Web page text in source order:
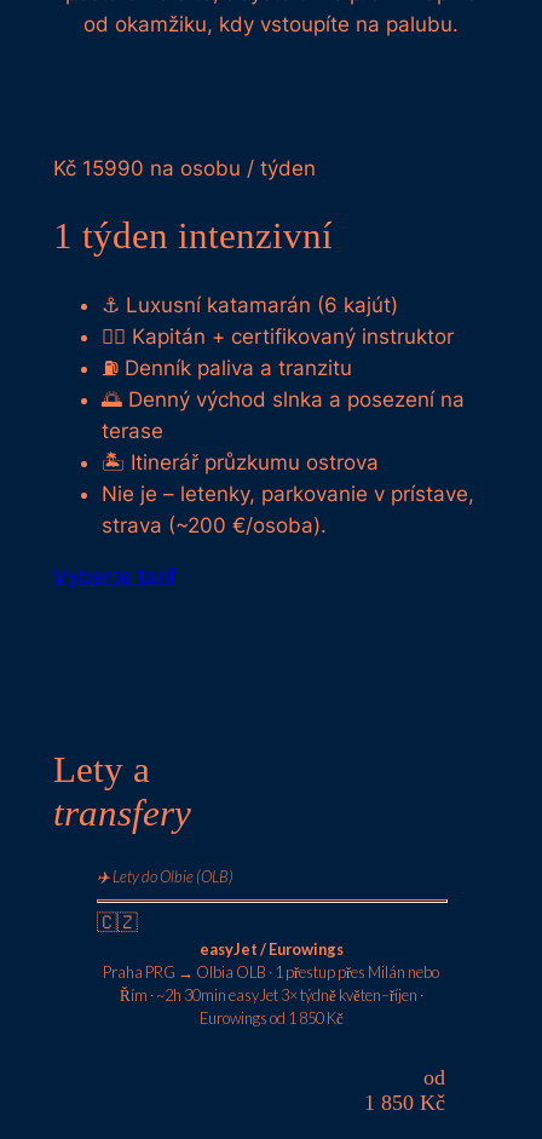
od okamžiku, kdy vstoupíte na palubu.
Kč 15990 na osobu / týden
1 týden intenzivní
⚓ Luxusní katamarán (6 kajút)
🧑‍✈️ Kapitán + certifikovaný instruktor
⛽ Denník paliva a tranzitu
🌅 Denný východ slnka a posezení na
terase
🏝️ Itinerář průzkumu ostrova
Nie je – letenky, parkovanie v prístave,
strava (~200 €/osoba).
Vyberte tarif
Lety a
transfery
✈️ Lety do Olbie (OLB)
🇨🇿
easyJet / Eurowings
Praha PRG → Olbia OLB · 1 přestup přes Milán nebo
Řím · ~2h 30min easyJet 3× týdně květen–říjen ·
Eurowings od 1 850 Kč
od
1 850 Kč